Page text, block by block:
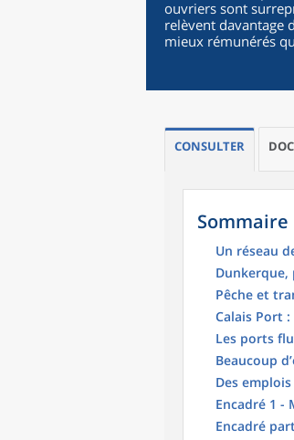
ouvriers sont
relèvent davantage
mieux rémunérés
CONSULTER
Sommaire
Un réseau
Pêche et
Calais Port
Les ports
Beaucoup
Des
Encadré 1 -
Encadré